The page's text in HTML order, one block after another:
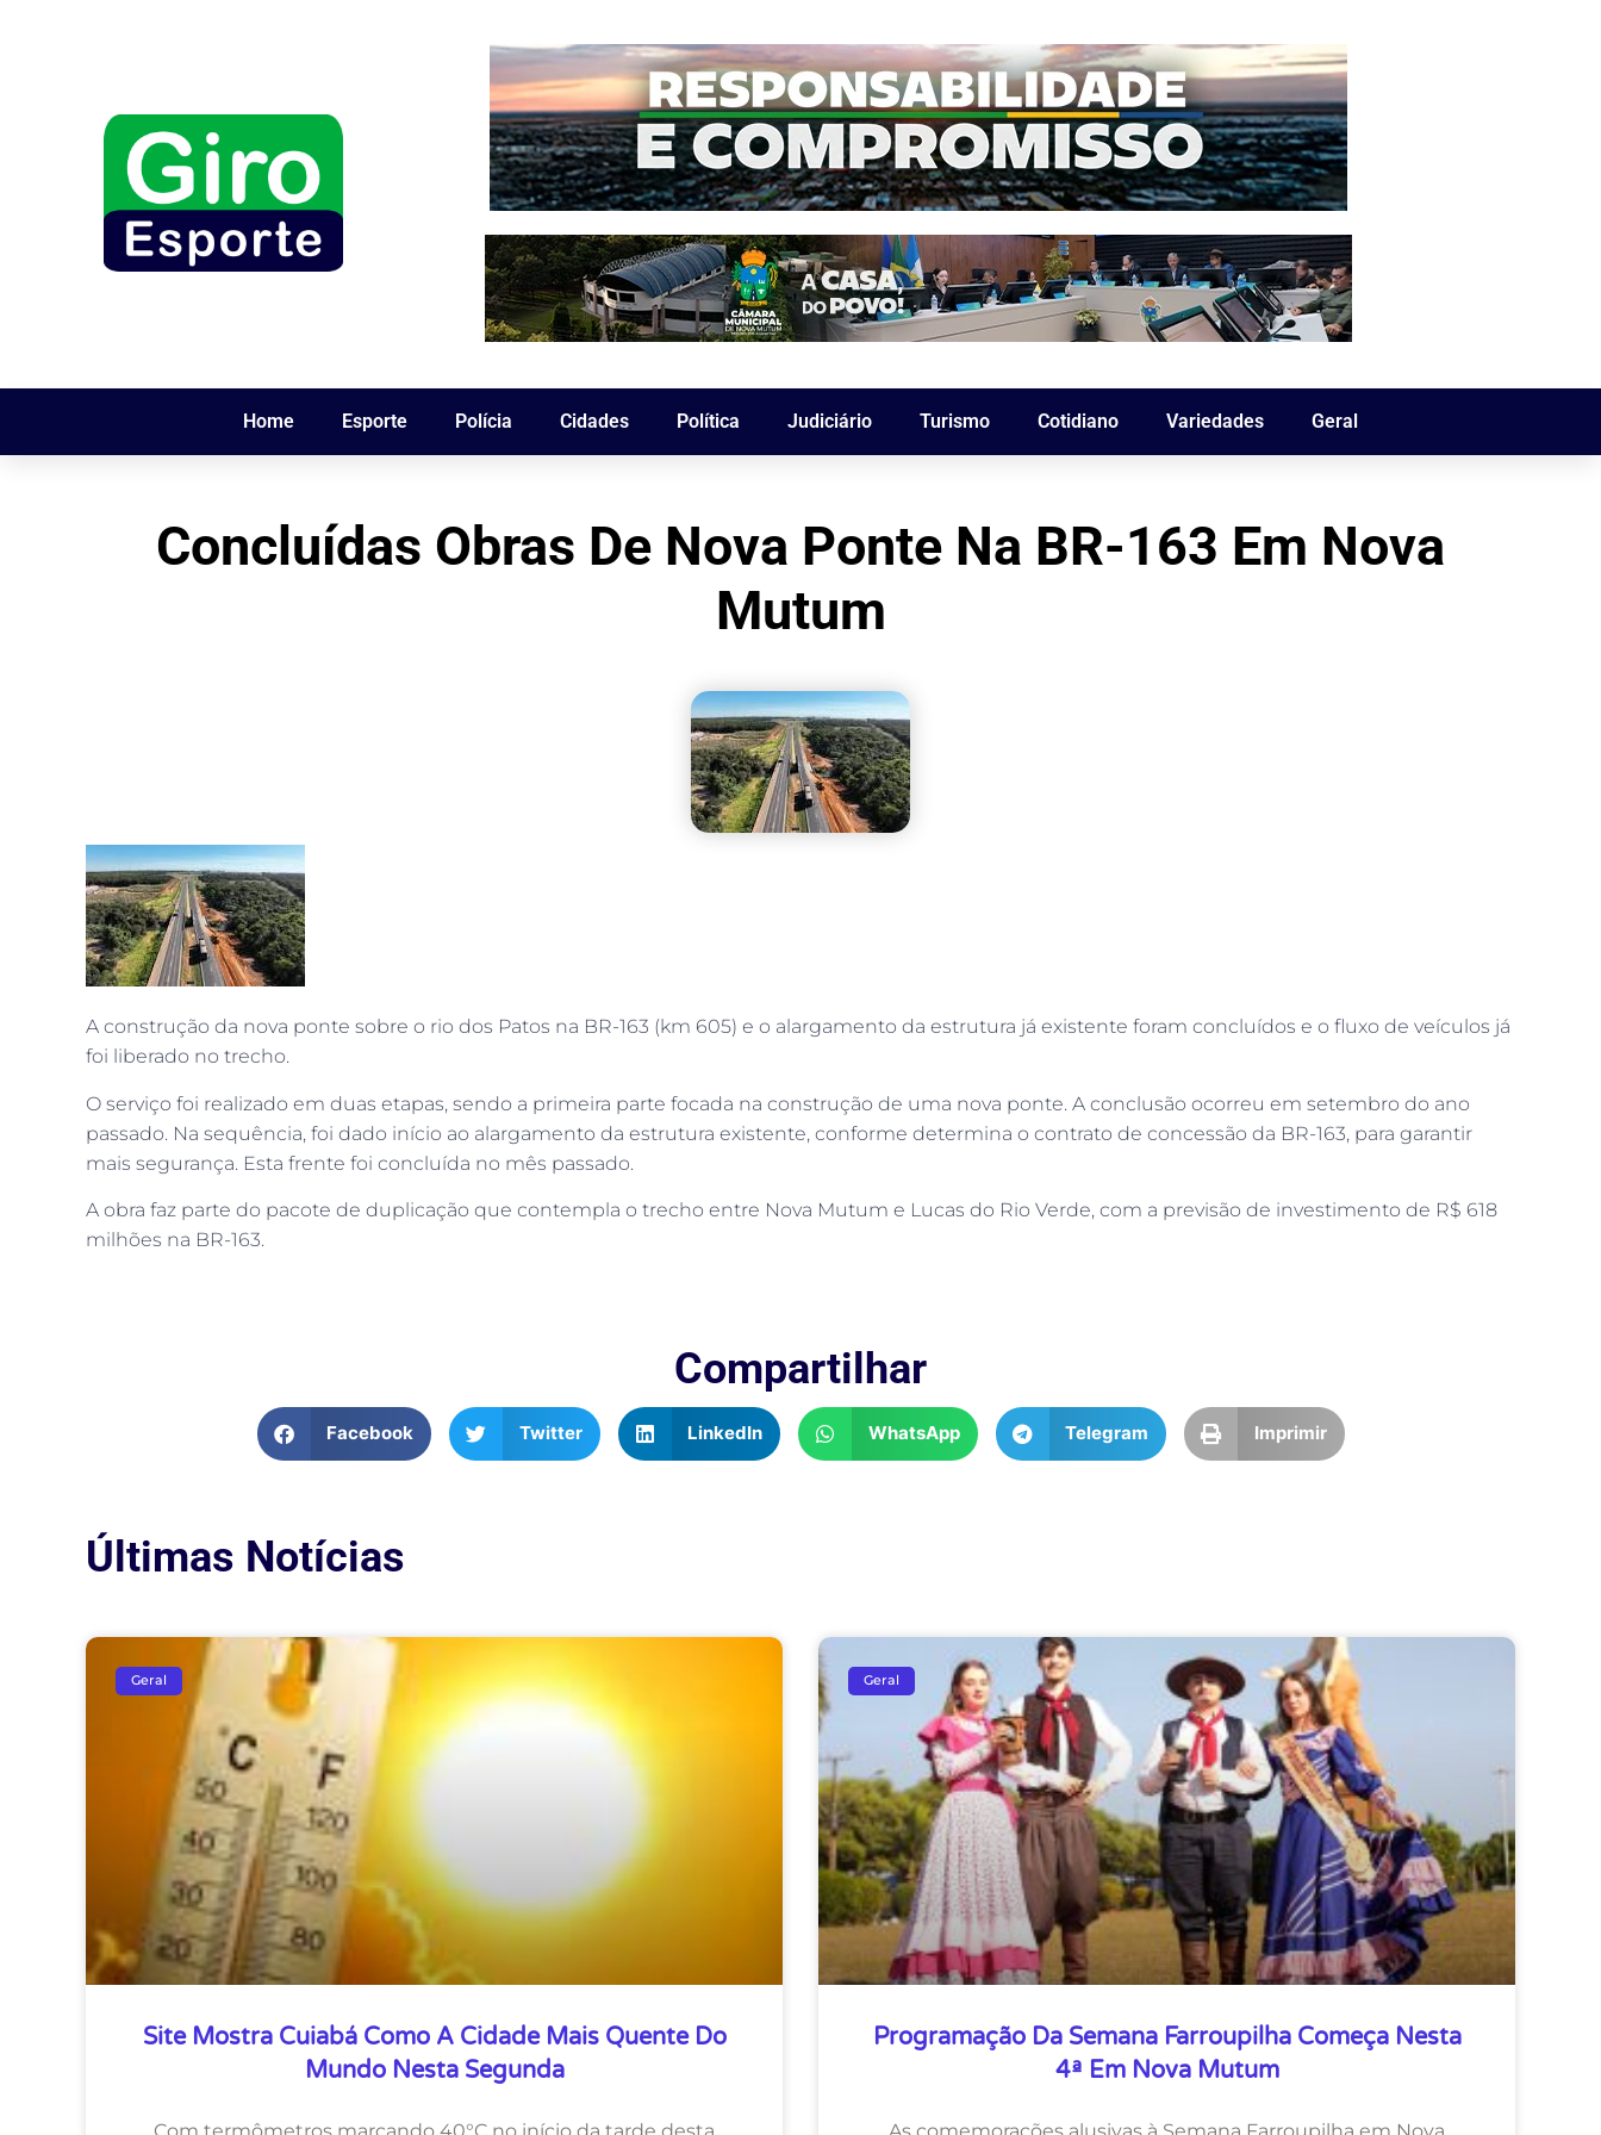
Home Esporte Polícia Cidades Política Judiciário Turismo Cotidiano Variedades Geral
Concluídas Obras De Nova Ponte Na BR-163 Em Nova
Mutum
A construção da nova ponte sobre o rio dos Patos na BR-163 (km 605) e o alargamento da estrutura já existente foram concluídos e o fluxo de veículos já
foi liberado no trecho.
O serviço foi realizado em duas etapas, sendo a primeira parte focada na construção de uma nova ponte. A conclusão ocorreu em setembro do ano
passado. Na sequência, foi dado início ao alargamento da estrutura existente, conforme determina o contrato de concessão da BR-163, para garantir
mais segurança. Esta frente foi concluída no mês passado.
A obra faz parte do pacote de duplicação que contempla o trecho entre Nova Mutum e Lucas do Rio Verde, com a previsão de investimento de R$ 618
milhões na BR-163.
Compartilhar
Facebook Twitter LinkedIn WhatsApp Telegram Imprimir
Últimas Notícias
Geral
Site Mostra Cuiabá Como A Cidade Mais Quente Do
Mundo Nesta Segunda
Geral
Programação Da Semana Farroupilha Começa Nesta
4ª Em Nova Mutum